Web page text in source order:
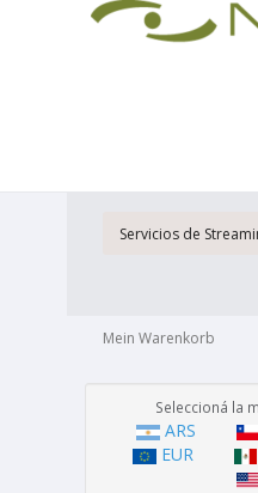
Mein Warenkorb
Seleccioná la
ARS
EUR